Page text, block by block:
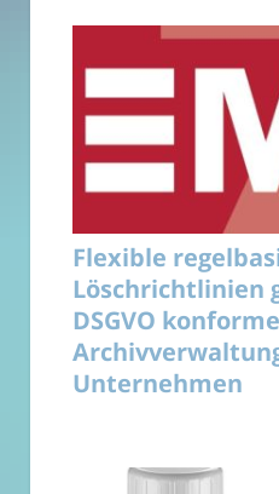
Flexible
Löschrichtlinien
DSGVO konforme
Unternehmen